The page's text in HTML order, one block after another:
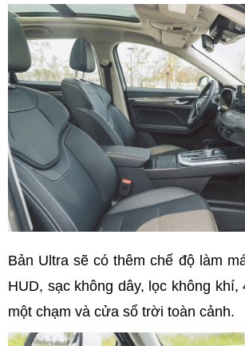
Bản Ultra sẽ có thêm chế độ làm
HUD, sạc không dây, lọc không khí,
một chạm và cửa sổ trời toàn cảnh.